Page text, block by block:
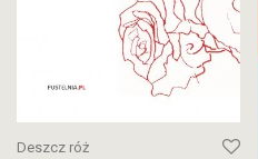
Deszcz róż